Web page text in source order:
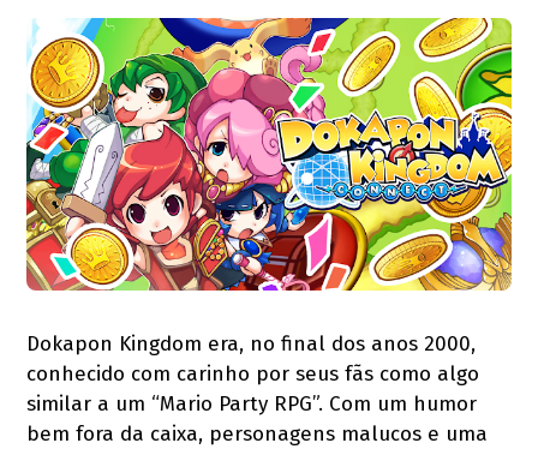
Dokapon Kingdom era, no final dos anos 2000,
conhecido com carinho por seus fãs como algo
similar a um “Mario Party RPG”. Com um humor
bem fora da caixa, personagens malucos e uma